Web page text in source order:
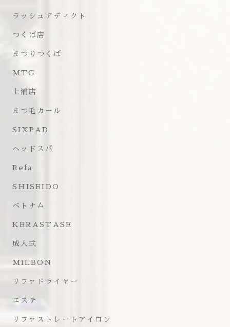
ラッシュアディクト
つくば店
まつりつくば
MTG
土浦店
まつ毛カール
SIXPAD
ヘッドスパ
Refa
SHISEIDO
ベトナム
KERASTASE
成人式
MILBON
リファドライヤー
エステ
リファストレートアイロン